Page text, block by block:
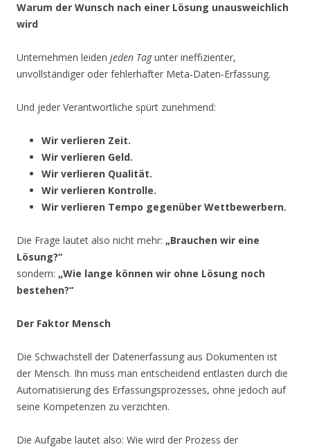
Warum der Wunsch nach einer Lösung unausweichlich
wird
Unternehmen leiden jeden Tagunter ineffizienter,
unvollständiger oder fehlerhafter Meta‑Daten‑Erfassung.
Und jeder Verantwortliche spürt zunehmend:
Wir verlieren Zeit.
Wir verlieren Geld.
Wir verlieren Qualität.
Wir verlieren Kontrolle.
Wir verlieren Tempo gegenüber Wettbewerbern.
Die Frage lautet also nicht mehr: „Brauchen wir eine
Lösung?“
sondern: „Wie lange können wir ohne Lösung noch
bestehen?“
Der Faktor Mensch
Die Schwachstell der Datenerfassung aus Dokumenten ist
der Mensch. Ihn muss man entscheidend entlasten durch die
Automatisierung des Erfassungsprozesses, ohne jedoch auf
seine Kompetenzen zu verzichten.
Die Aufgabe lautet also: Wie wird der Prozess der